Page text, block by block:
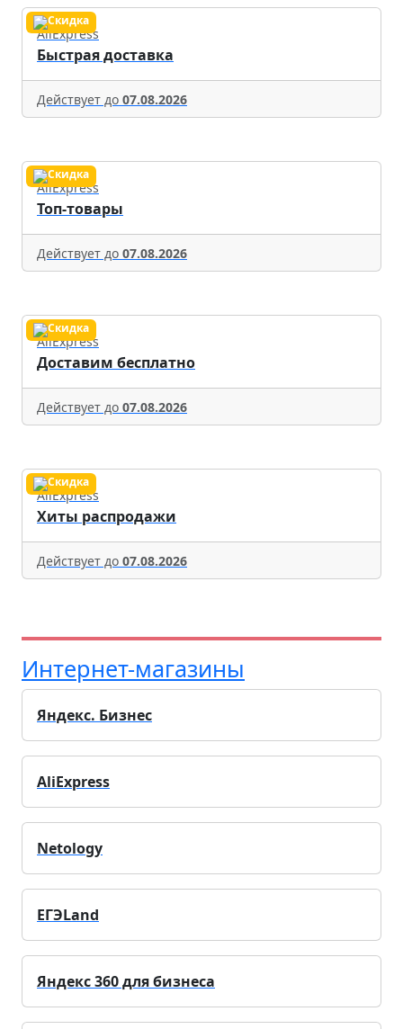
AliExpress
Быстрая доставка
Действует до 07.08.2026
AliExpress
Топ-товары
Действует до 07.08.2026
AliExpress
Доставим бесплатно
Действует до 07.08.2026
AliExpress
Хиты распродажи
Действует до 07.08.2026
Интернет-магазины
Яндекс. Бизнес
AliExpress
Netology
ЕГЭLand
Яндекс 360 для бизнеса